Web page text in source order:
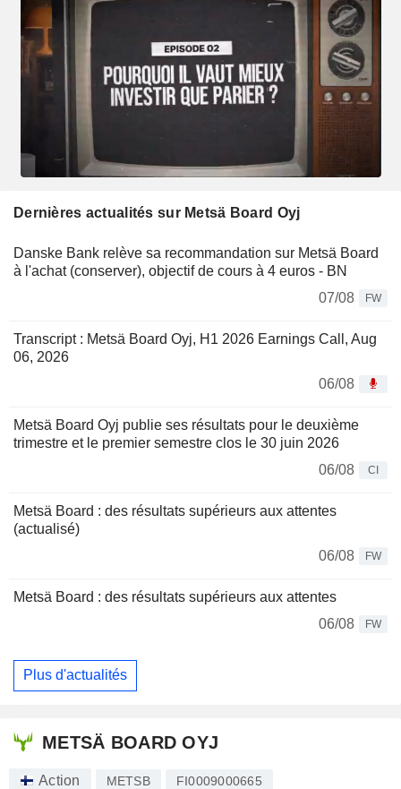
Dernières actualités sur Metsä Board Oyj
Danske Bank relève sa recommandation sur Metsä Board
à l'achat (conserver), objectif de cours à 4 euros - BN
07/08
FW
Transcript : Metsä Board Oyj, H1 2026 Earnings Call, Aug
06, 2026
06/08
Metsä Board Oyj publie ses résultats pour le deuxième
trimestre et le premier semestre clos le 30 juin 2026
06/08
CI
Metsä Board : des résultats supérieurs aux attentes
(actualisé)
06/08
FW
Metsä Board : des résultats supérieurs aux attentes
06/08
FW
Plus d'actualités
METSÄ BOARD OYJ
Action METSB FI0009000665